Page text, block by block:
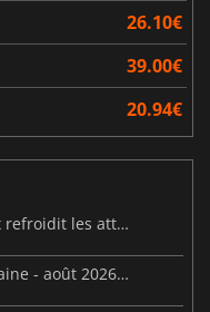
26.10€
39.00€
20.94€
Steam Frame : une fuite sur le prix refroidit les attentes VR
Sorties de jeux vidéo de cette semaine - août 2026 (semaine 32)